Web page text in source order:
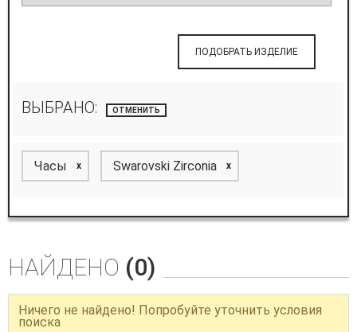
ПОДОБРАТЬ ИЗДЕЛИЕ
ВЫБРАНО: ОТМЕНИТЬ
Часы x Swarovski Zirconia x
НАЙДЕНО (0)
Ничего не найдено! Попробуйте уточнить условия
поиска